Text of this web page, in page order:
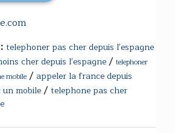
telephoner pas cher depuis l'espagne
cher depuis l'espagne/ telephoner
mobile / appeler la france depuis
un mobile/ telephone pas cher